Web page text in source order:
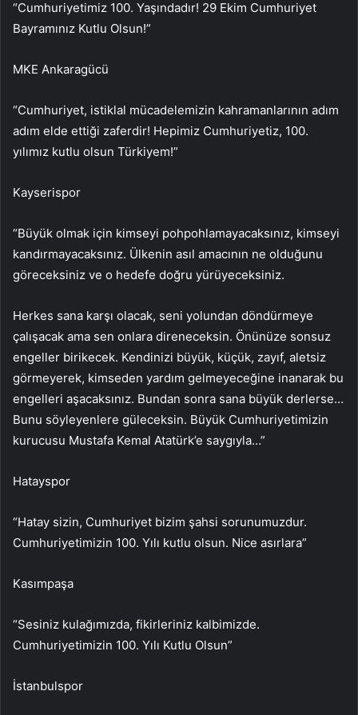
“Cumhuriyetimiz 100. Yaşındadır! 29 Ekim Cumhuriyet
Bayramınız Kutlu Olsun!”
MKE Ankaragücü
“Cumhuriyet, istiklal mücadelemizin kahramanlarının adım
adım elde ettiği zaferdir! Hepimiz Cumhuriyetiz, 100.
yılımız kutlu olsun Türkiyem!”
Kayserispor
“Büyük olmak için kimseyi pohpohlamayacaksınız, kimseyi
kandırmayacaksınız. Ülkenin asıl amacının ne olduğunu
göreceksiniz ve o hedefe doğru yürüyeceksiniz.
Herkes sana karşı olacak, seni yolundan döndürmeye
çalışacak ama sen onlara direneceksin. Önünüze sonsuz
engeller birikecek. Kendinizi büyük, küçük, zayıf, aletsiz
görmeyerek, kimseden yardım gelmeyeceğine inanarak bu
engelleri aşacaksınız. Bundan sonra sana büyük derlerse…
Bunu söyleyenlere güleceksin. Büyük Cumhuriyetimizin
kurucusu Mustafa Kemal Atatürk’e saygıyla…”
Hatayspor
“Hatay sizin, Cumhuriyet bizim şahsi sorunumuzdur.
Cumhuriyetimizin 100. Yılı kutlu olsun. Nice asırlara”
Kasımpaşa
“Sesiniz kulağımızda, fikirleriniz kalbimizde.
Cumhuriyetimizin 100. Yılı Kutlu Olsun”
İstanbulspor